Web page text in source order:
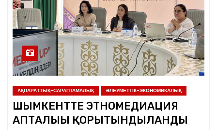
АҚПАРАТТЫҚ-САРАПТАМАЛЫҚ ӘЛЕУМЕТТІК-ЭКОНОМИКАЛЫҚ
ШЫМКЕНТТЕ ЭТНОМЕДИАЦИЯ
АПТАЛЫҒЫ ҚОРЫТЫНДЫЛАНДЫ